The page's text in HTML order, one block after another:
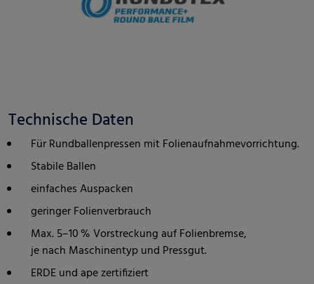
Technische Daten
Für Rundballenpressen mit Folienaufnahmevorrichtung.
Stabile Ballen
einfaches Auspacken
geringer Folienverbrauch
Max. 5–10 % Vorstreckung auf Folienbremse,
je nach Maschinentyp und Pressgut.
ERDE und ape zertifiziert